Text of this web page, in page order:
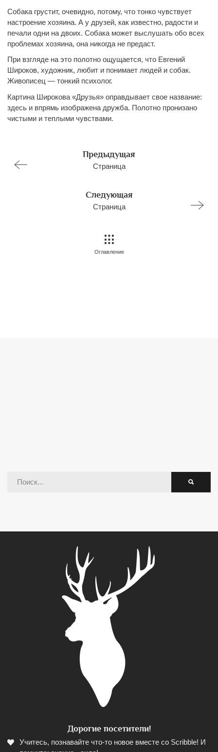
Собака грустит, очевидно, потому, что тонко чувствует
настроение хозяина. А у друзей, как известно, радости и
печали одни на двоих. Собака может выслушать обо всех
проблемах хозяина, она никогда не предаст.
При взгляде на это полотно ощущается, что Евгений
Широков, художник, любит и понимает людей и собак.
Живописец — тонкий психолог.
Картина Широкова «Друзья» оправдывает свое название:
здесь и впрямь изображена дружба. Полотно пронизано
чистыми и теплыми чувствами.
Предыдущая
Страница
Следующая
Страница
Оглавление
Дорогие посетители!
Учитесь, познавайте что-то новое вместе со Scribble! И